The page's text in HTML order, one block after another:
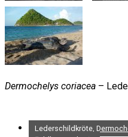
Dermochelys coriacea –
Lederschildkröte,